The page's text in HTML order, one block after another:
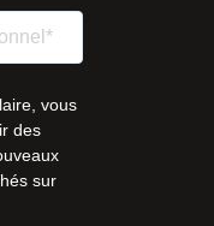
vous
des
sur